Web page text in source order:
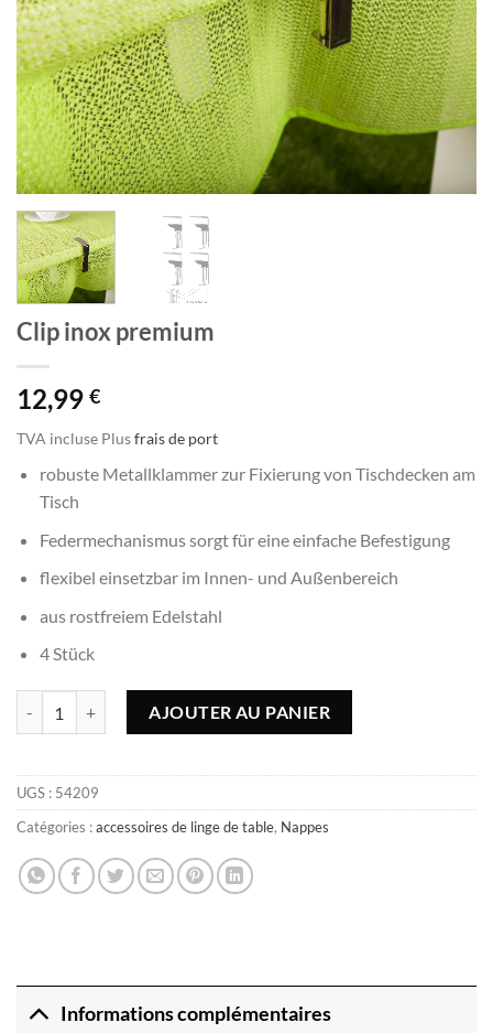
Clip inox premium
12,99 €
TVA incluse Plusfrais de port
robuste Metallklammer zur Fixierung von Tischdecken am
Tisch
Federmechanismus sorgt für eine einfache Befestigung
flexibel einsetzbar im Innen- und Außenbereich
aus rostfreiem Edelstahl
4 Stück
AJOUTER AU PANIER
UGS : 54209
Catégories :accessoires de linge de table, Nappes
Informations complémentaires